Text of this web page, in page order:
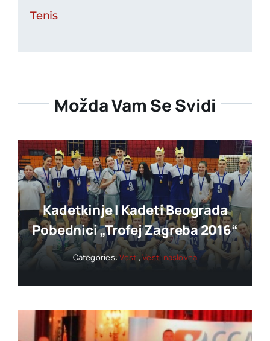
Tenis
Možda Vam Se Svidi
Kadetkinje I Kadeti Beograda
Pobednici „trofej Zagreba 2016“
Categories:Vesti,Vesti naslovna